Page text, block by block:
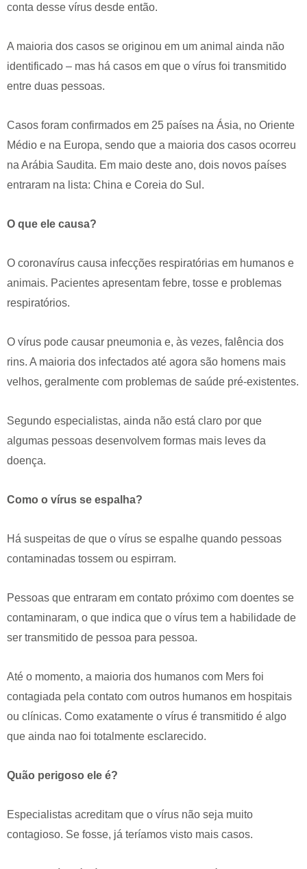
conta desse vírus desde então.
A maioria dos casos se originou em um animal ainda não
identificado – mas há casos em que o vírus foi transmitido
entre duas pessoas.
Casos foram confirmados em 25 países na Ásia, no Oriente
Médio e na Europa, sendo que a maioria dos casos ocorreu
na Arábia Saudita. Em maio deste ano, dois novos países
entraram na lista: China e Coreia do Sul.
O que ele causa?
O coronavírus causa infecções respiratórias em humanos e
animais. Pacientes apresentam febre, tosse e problemas
respiratórios.
O vírus pode causar pneumonia e, às vezes, falência dos
rins. A maioria dos infectados até agora são homens mais
velhos, geralmente com problemas de saúde pré-existentes.
Segundo especialistas, ainda não está claro por que
algumas pessoas desenvolvem formas mais leves da
doença.
Como o vírus se espalha?
Há suspeitas de que o vírus se espalhe quando pessoas
contaminadas tossem ou espirram.
Pessoas que entraram em contato próximo com doentes se
contaminaram, o que indica que o vírus tem a habilidade de
ser transmitido de pessoa para pessoa.
Até o momento, a maioria dos humanos com Mers foi
contagiada pela contato com outros humanos em hospitais
ou clínicas. Como exatamente o vírus é transmitido é algo
que ainda nao foi totalmente esclarecido.
Quão perigoso ele é?
Especialistas acreditam que o vírus não seja muito
contagioso. Se fosse, já teríamos visto mais casos.